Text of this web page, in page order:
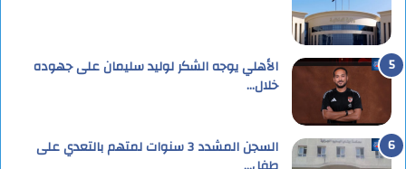
الأهلي يوجه الشكر لوليد سليمان على جهوده
خلال…
السجن المشدد 3 سنوات لمتهم بالتعدي على